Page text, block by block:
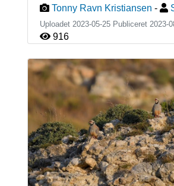
Tonny Ravn Kristiansen -
Uploadet 2023-05-25 Publiceret 2023-
916